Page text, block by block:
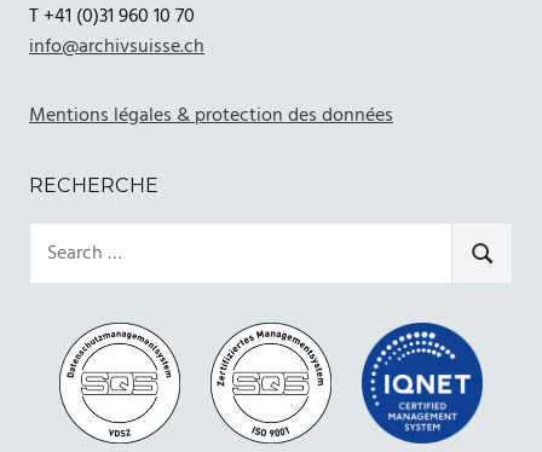
T +41 (0)31 960 10 70
info@archivsuisse.ch
Mentions légales & protection des données
RECHERCHE
for:
SEARCH